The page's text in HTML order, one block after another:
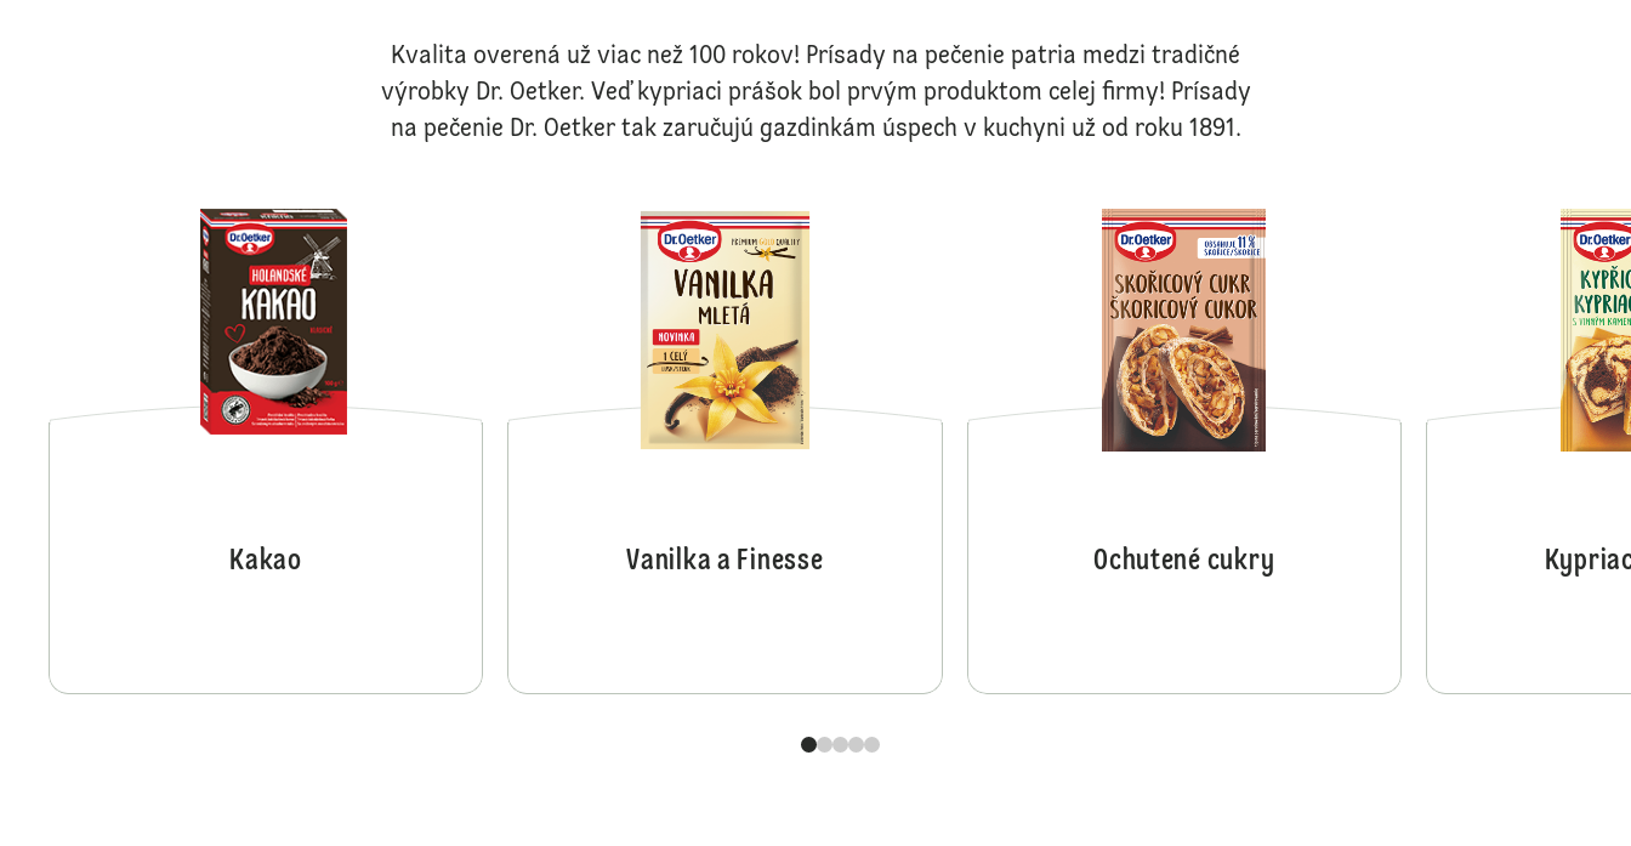
Kvalita overená už viac než 100 rokov! Prísady na pečenie patria medzi tradičné
výrobky Dr. Oetker. Veď kypriaci prášok bol prvým produktom celej firmy! Prísady
na pečenie Dr. Oetker tak zaručujú gazdinkám úspech v kuchyni už od roku 1891.
Kakao Vanilka a Finesse Ochutené cukry